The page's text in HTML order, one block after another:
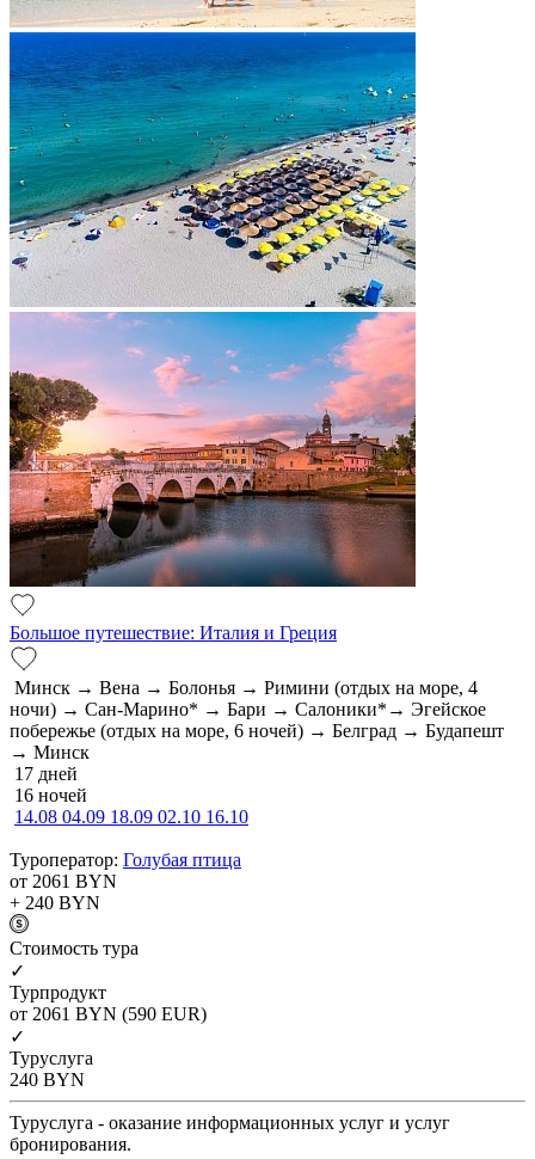
Большое путешествие: Италия и Греция
Минск → Вена → Болонья → Римини (отдых на море, 4
ночи) → Сан-Марино* → Бари → Салоники*→ Эгейское
побережье (отдых на море, 6 ночей) → Белград → Будапешт
→ Минск
17 дней
16 ночей
14.08 04.09 18.09 02.10 16.10
Туроператор: Голубая птица
от 2061 BYN
+ 240 BYN
Cтоимость тура
✓
Турпродукт
от 2061 BYN (590 EUR)
✓
Туруслуга
240 BYN
Туруслуга - оказание информационных услуг и услуг
бронирования.